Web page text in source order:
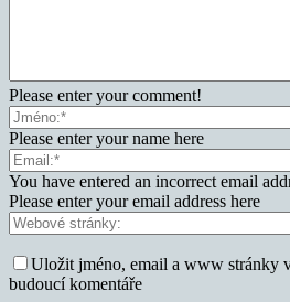
Please enter your comment!
Please enter your name here
You have entered an incorrect email
Please enter your email address here
Uložit jméno, email a www stránky
budoucí komentáře